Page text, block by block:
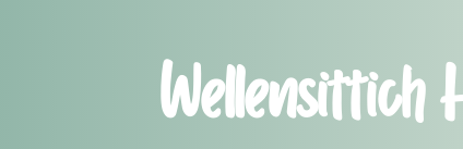
Wellensittich